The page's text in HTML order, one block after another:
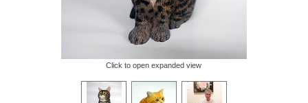
Click to open expanded view